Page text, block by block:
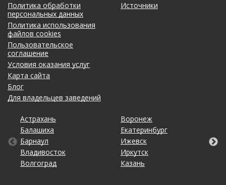
Политика обработки
персональных данных
Политика использования
файлов cookies
Пользовательское
соглашение
Условия оказания услуг
Карта сайта
Блог
Для владельцев заведений
Источники
Астрахань
Балашиха
Барнаул
Владивосток
Волгоград
Воронеж
Екатеринбург
Ижевск
Иркутск
Казань
Калининград
Кемерово
Киров
Краснодар
Красноярск
Липецк
Махачкала
Москва
Набережные Челны
Нижний Новгород
Новосибирск
Омск
Оренбург
Пенза
Пермь
Ростов-на-Дону
Рязань
Самара
Санкт-Петербург
Саратов
Ставрополь
Тольятти
Томск
Тула
Тюмень
Ульяновск
Уфа
Хабаровск
Чебоксары
Челябинск
Ярославль